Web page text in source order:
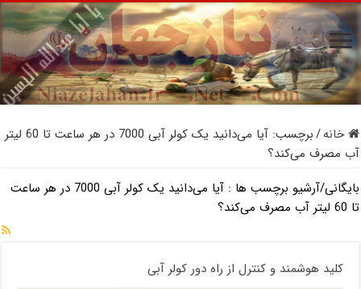
خانه/برچسب:
آیا می‌دانید یک کولر آبی 7000 در هر ساعت تا 60 لیتر
آب مصرف می‌کند؟
بایگانی/آرشیو برچسب ها :
آیا می‌دانید یک کولر آبی 7000 در هر ساعت
تا 60 لیتر آب مصرف می‌کند؟
کلید هوشمند و کنترل از راه دور کولر آبی